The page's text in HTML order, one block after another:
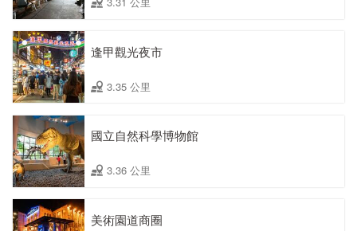
逢甲觀光夜市
3.35 公里
國立自然科學博物館
3.36 公里
美術園道商圈